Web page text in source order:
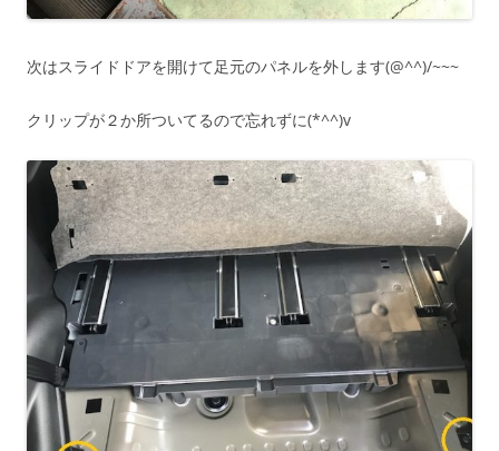
次はスライドドアを開けて足元のパネルを外します(@^^)/~~~
クリップが２か所ついてるので忘れずに(*^^)v